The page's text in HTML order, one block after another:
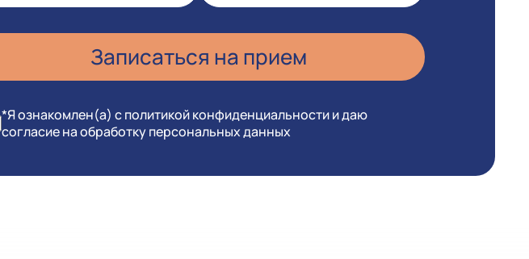
*Я ознакомлен(а) с политикой конфиденциальности и даю
согласие на обработку персональных данных